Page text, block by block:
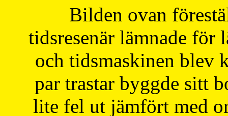
Bilden ovan
tidsresenär lämnade för
och tidsmaskinen blev
par trastar byggde sitt
lite fel ut jämfört med